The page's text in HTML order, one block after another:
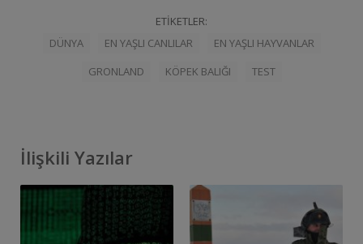
ETIKETLER:
DÜNYA
EN YAŞLI CANLILAR
EN YAŞLI HAYVANLAR
GRONLAND
KÖPEK BALIĞI TEST
İlişkili Yazılar